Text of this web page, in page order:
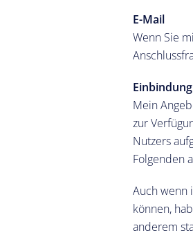
E-Mail
Wenn Sie
Mein
zur
Nutzers
Folgenden
Auch wenn
können,
anderem